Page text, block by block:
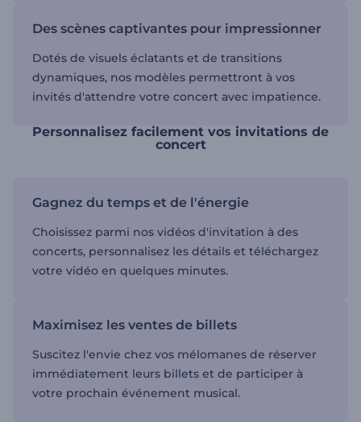
Des scènes captivantes pour impressionner
Dotés de visuels éclatants et de transitions
dynamiques, nos modèles permettront à vos
invités d'attendre votre concert avec impatience.
Personnalisez facilement vos invitations de
concert
Gagnez du temps et de l'énergie
Choisissez parmi nos vidéos d'invitation à des
concerts, personnalisez les détails et téléchargez
votre vidéo en quelques minutes.
Maximisez les ventes de billets
Suscitez l'envie chez vos mélomanes de réserver
immédiatement leurs billets et de participer à
votre prochain événement musical.